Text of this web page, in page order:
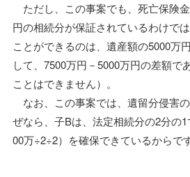
ただし、この事案でも、死亡保険
円の相続分が保証されているわけで
ことができるのは、遺産額の5000万
して、7500万円－5000万円の差額で
ことはできません）。
なお、この事案では、遺留分侵害
ぜなら、子Bは、法定相続分の2分の
00万÷2÷2）を確保できているからです